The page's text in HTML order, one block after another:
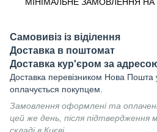
Самовивіз із віділення
Доставка в поштомат
Доставка кур'єром за
Доставка перевізником Нова Пошта
оплачується покупцем.
Замовлення оформлені та
цей же день, після